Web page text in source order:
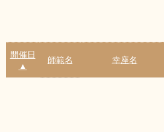
開催日
▲
師範名 幸座名